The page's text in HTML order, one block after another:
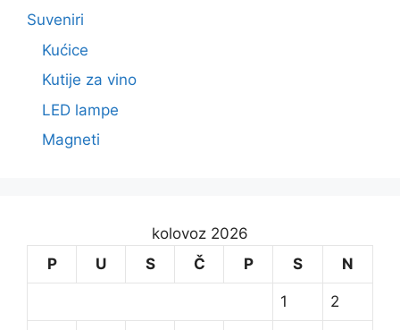
Suveniri
Kućice
Kutije za vino
LED lampe
Magneti
kolovoz 2026
P
U S Č P S N
1 2